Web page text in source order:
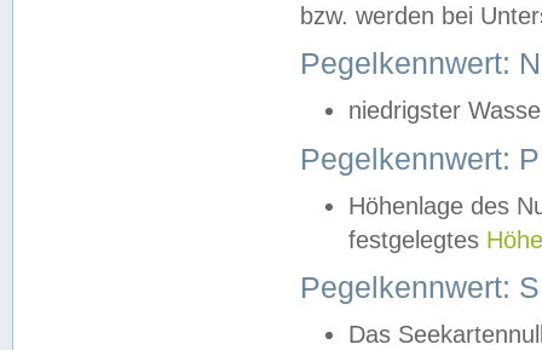
bzw. werden bei
Pegelkennwert:
niedrigster
Pegelkennwert:
Höhenlage des
festgelegtes
Pegelkennwert:
Das